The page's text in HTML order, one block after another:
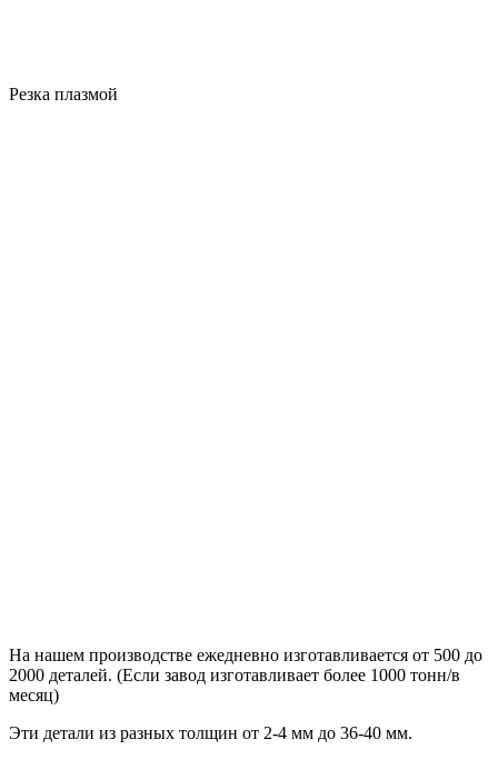
Резка плазмой
На нашем производстве ежедневно изготавливается от 500 до
2000 деталей. (Если завод изготавливает более 1000 тонн/в
месяц)
Эти детали из разных толщин от 2-4 мм до 36-40 мм.